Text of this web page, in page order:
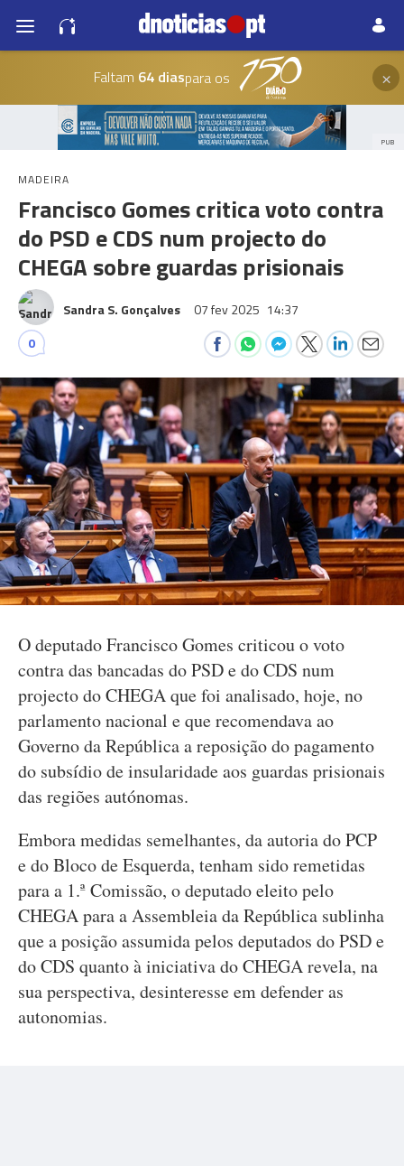
Faltam 64 diaspara os ×
PUB
MADEIRA
Francisco Gomes critica voto contra
do PSD e CDS num projecto do
CHEGA sobre guardas prisionais
Sandra S. Gonçalves 07 fev 2025 14:37
0
O deputado Francisco Gomes criticou o voto
contra das bancadas do PSD e do CDS num
projecto do CHEGA que foi analisado, hoje, no
parlamento nacional e que recomendava ao
Governo da República a reposição do pagamento
do subsídio de insularidade aos guardas prisionais
das regiões autónomas.
Embora medidas semelhantes, da autoria do PCP
e do Bloco de Esquerda, tenham sido remetidas
para a 1.ª Comissão, o deputado eleito pelo
CHEGA para a Assembleia da República sublinha
que a posição assumida pelos deputados do PSD e
do CDS quanto à iniciativa do CHEGA revela, na
sua perspectiva, desinteresse em defender as
autonomias.